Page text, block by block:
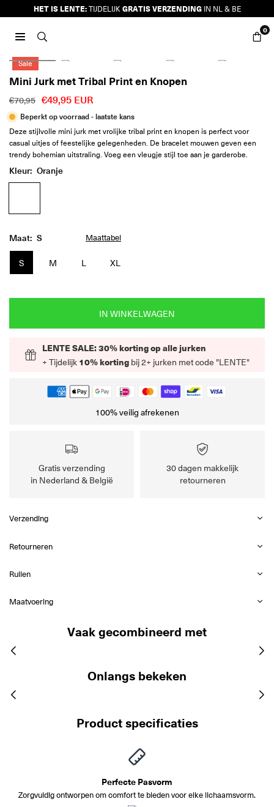
naar
inhoud
HET IS LENTE:TIJDELIJKGRATIS VERZENDINGIN NL & BE
0
Sale
Mini Jurk met Tribal Print en Knopen
Reguliere
prijs
€70,95 €49,95 EUR
Beperkt op voorraad - laatste kans
Deze stijlvolle mini jurk met vrolijke tribal print en knopen is perfect voor
casual uitjes of feestelijke gelegenheden. De bracelet mouwen geven een
trendy bohemian uitstraling. Voeg een vleugje stijl toe aan je garderobe.
Kleur: Oranje
Maat: S Maattabel
S M L XL
IN WINKELWAGEN
LENTE SALE: 30% korting op alle jurken
+ Tijdelijk 10% kortingbij 2+ jurken met code "LENTE"
100% veilig afrekenen
Gratis verzending
in Nederland & België
30 dagen makkelijk
retourneren
Verzending
Retourneren
Ruilen
Maatvoering
Vaak gecombineerd met
Onlangs bekeken
Product specificaties
Perfecte Pasvorm
Zorgvuldig ontworpen om comfort te bieden voor elke lichaamsvorm.